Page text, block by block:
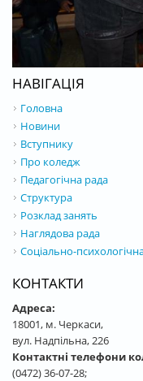
НАВІГАЦІЯ
Головна
Новини
Вступнику
Про коледж
Педагогічна рада
Структура
Розклад занять
Наглядова рада
Соціально-
КОНТАКТИ
Адреса:
18001, м. Черкаси,
вул. Надпільна, 226
Контактні телефони
(0472) 36-07-28;